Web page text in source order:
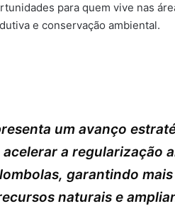
para quem vive nas
e conservação ambiental.
um avanço
a regularização
garantindo
naturais e